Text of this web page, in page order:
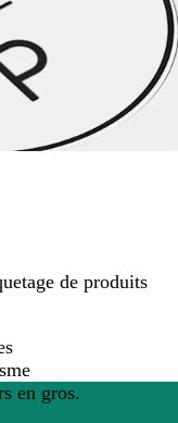
de produits
en gros.